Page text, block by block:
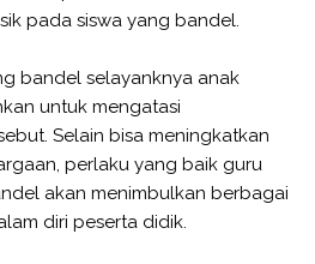
pada siswa yang bandel.
bandel selayanknya anak
untuk mengatasi
Selain bisa meningkatkan
perlaku yang baik guru
akan menimbulkan berbagai
diri peserta didik.